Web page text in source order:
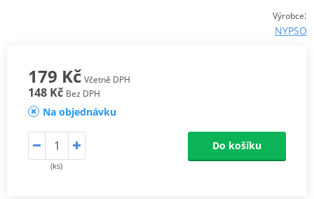
Výrobce:
NYPSO
179 Kč Včetně DPH
148 Kč Bez DPH
Na objednávku
(ks)
Do košíku